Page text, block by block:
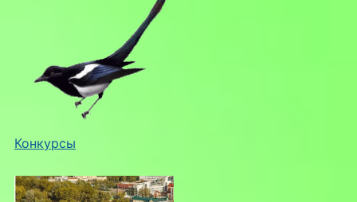
Конкурсы